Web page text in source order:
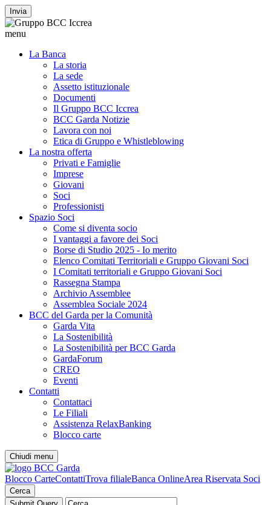
Invia
menu
La Banca
La storia
La sede
Assetto istituzionale
Documenti
Il Gruppo BCC Iccrea
BCC Garda Notizie
Lavora con noi
Etica di Gruppo e Whistleblowing
La nostra offerta
Privati e Famiglie
Imprese
Giovani
Soci
Professionisti
Spazio Soci
Come si diventa socio
I vantaggi a favore dei Soci
Borse di Studio 2025 - Io merito
Elenco Comitati Territoriali e Gruppo Giovani Soci
I Comitati territoriali e Gruppo Giovani Soci
Rassegna Stampa
Archivio Assemblee
Assemblea Sociale 2024
BCC del Garda per la Comunità
Garda Vita
La Sostenibilità
La Sostenibilità per BCC Garda
GardaForum
CREO
Eventi
Contatti
Contattaci
Le Filiali
Assistenza RelaxBanking
Blocco carte
Chiudi menu
Blocco CarteContattiTrova filialeBanca OnlineArea Riservata Soci
Cerca